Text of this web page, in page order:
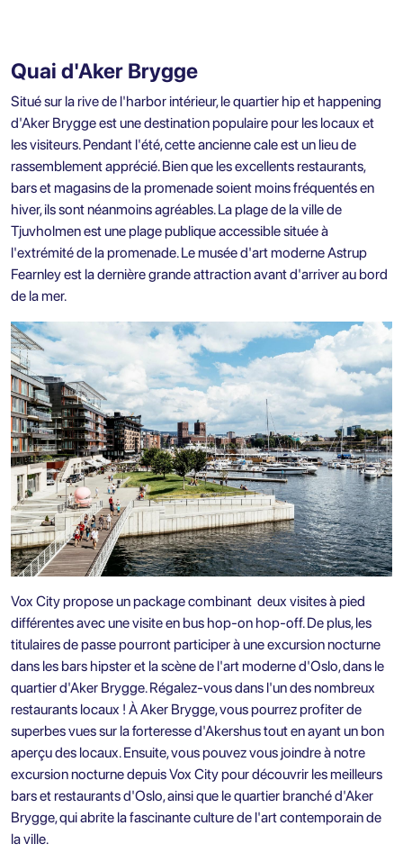
Quai d'Aker Brygge
Situé sur la rive de l'harbor intérieur, le quartier hip et happening
d'Aker Brygge est une destination populaire pour les locaux et
les visiteurs. Pendant l'été, cette ancienne cale est un lieu de
rassemblement apprécié. Bien que les excellents restaurants,
bars et magasins de la promenade soient moins fréquentés en
hiver, ils sont néanmoins agréables. La plage de la ville de
Tjuvholmen est une plage publique accessible située à
l'extrémité de la promenade. Le musée d'art moderne Astrup
Fearnley est la dernière grande attraction avant d'arriver au bord
de la mer.
Vox City propose un package combinant deux visites à pied
différentes avec une visite en bus hop-on hop-off.De plus, les
titulaires de passe pourront participer à une excursion nocturne
dans les bars hipster et la scène de l'art moderne d'Oslo, dans le
quartier d'Aker Brygge. Régalez-vous dans l'un des nombreux
restaurants locaux ! À Aker Brygge, vous pourrez profiter de
superbes vues sur la forteresse d'Akershus tout en ayant un bon
aperçu des locaux. Ensuite, vous pouvez vous joindre à notre
excursion nocturne depuis Vox City pour découvrir les meilleurs
bars et restaurants d'Oslo, ainsi que le quartier branché d'Aker
Brygge, qui abrite la fascinante culture de l'art contemporain de
la ville.